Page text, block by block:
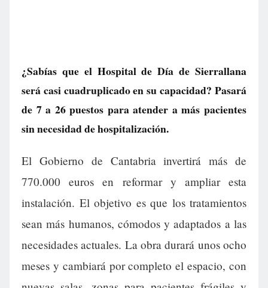
¿Sabías que el Hospital de Día de Sierrallana
será casi cuadruplicado en su capacidad? Pasará
de 7 a 26 puestos para atender a más pacientes
sin necesidad de hospitalización.
El Gobierno de Cantabria invertirá más de
770.000 euros en reformar y ampliar esta
instalación. El objetivo es que los tratamientos
sean más humanos, cómodos y adaptados a las
necesidades actuales. La obra durará unos ocho
meses y cambiará por completo el espacio, con